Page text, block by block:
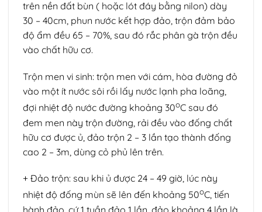
trên nền đất bùn ( hoặc lót đáy bằng nilon) dày
30 – 40cm, phun nước kết hợp đảo, trộn đảm bảo
độ ẩm đều 65 – 70%, sau đó rắc phân gà trộn đều
vào chất hữu cơ.
Trộn men vi sinh: trộn men với cám, hòa đường đỏ
vào một ít nước sôi rồi lấy nước lạnh pha loãng,
đợi nhiệt độ nước đường khoảng 30oC sau đó
đem men này trộn đường, rải đều vào đống chất
hữu cơ được ủ, đảo trộn 2 – 3 lần tạo thành đống
cao 2 – 3m, dùng cỏ phủ lên trên.
+ Đảo trộn: sau khi ủ được 24 – 49 giờ, lúc này
nhiệt độ đống mùn sẽ lên đến khoảng 50oC, tiến
hành đảo, cứ 1 tuần đảo 1 lần, đảo khoảng 4 lần là